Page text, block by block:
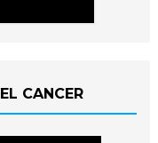
CANCER